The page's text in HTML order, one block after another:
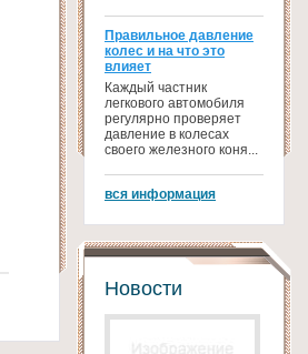
Правильное давление
колес и на что это
влияет
Каждый частник
легкового автомобиля
регулярно проверяет
давление в колесах
своего железного коня...
вся информация
Новости